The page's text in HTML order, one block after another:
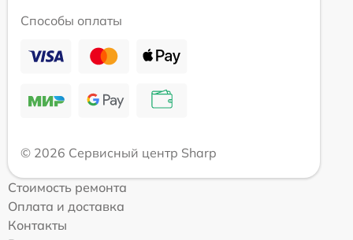
Способы оплаты
© 2026 Сервисный центр Sharp
Стоимость ремонта
Оплата и доставка
Контакты